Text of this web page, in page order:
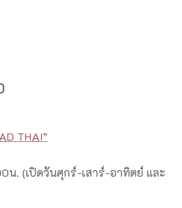
THAI”
น. (เปิดวันศุกร์-เสาร์-อาทิตย์ และ